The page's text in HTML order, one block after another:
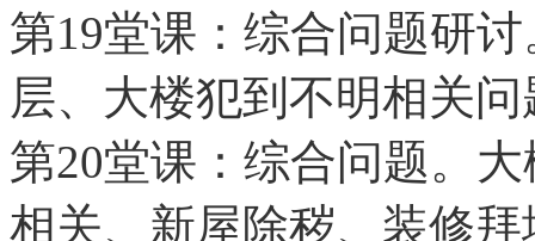
第19堂课：综合问题研
层、大楼犯到不明相关问
第20堂课：综合问题。
相关、新屋除秽、装修